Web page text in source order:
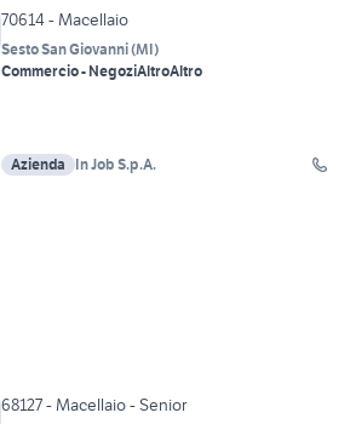
70614 - Macellaio
Sesto San Giovanni(MI)
Commercio - NegoziAltroAltro
Azienda In Job S.p.A.
68127 - Macellaio - Senior